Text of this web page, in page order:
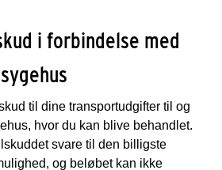
i forbindelse med
til dine transportudgifter til og
hvor du kan blive behandlet.
svare til den billigste
og beløbet kan ikke